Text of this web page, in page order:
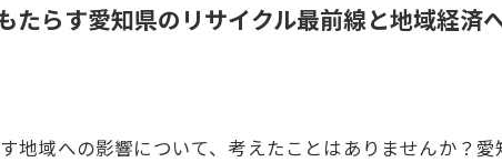
たらす愛知県のリサイクル最前線と地域経済
地域への影響について、考えたことはありませんか？